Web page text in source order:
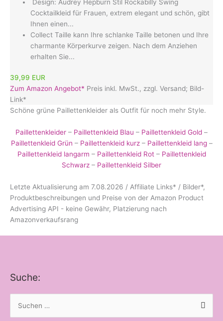
​ Design: Audrey Hepburn Stil Rockabilly Swing
Cocktailkleid für Frauen, extrem elegant und schön, gibt
Ihnen einen...
Collect Taille kann Ihre schlanke Taille betonen und Ihre
charmante Körperkurve zeigen. Nach dem Anziehen
erhalten Sie...
39,99 EUR
Zum Amazon Angebot* Preis inkl. MwSt., zzgl. Versand; Bild-
Link*
Schöne grüne Paillettenkleider als Outfit für noch mehr Style.
Paillettenkleider – Paillettenkleid Blau – Paillettenkleid Gold –
Paillettenkleid Grün – Paillettenkleid kurz– Paillettenkleid lang–
Paillettenkleid langarm – Paillettenkleid Rot– Paillettenkleid
Schwarz – Paillettenkleid Silber
Letzte Aktualisierung am 7.08.2026 / Affiliate Links* / Bilder*,
Produktbeschreibungen und Preise von der Amazon Product
Advertising API - keine Gewähr, Platzierung nach
Amazonverkaufsrang
Suche:
nach: